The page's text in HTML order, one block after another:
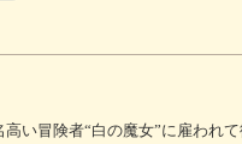
い冒険者“白の魔女”に雇われ